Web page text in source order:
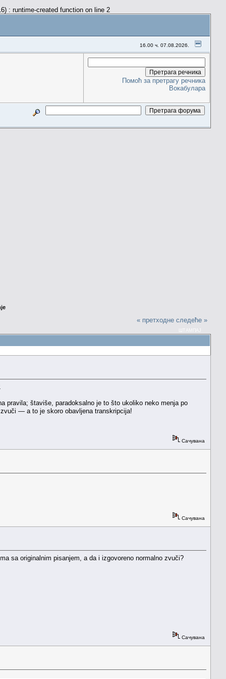
: runtime-created function on line 2
16.00 ч. 07.08.2026.
Помоћ за претрагу речника
Вокабулара
« претходне следеће »
pravila; štaviše, paradoksalno je to što ukoliko neko menja po
— a to je skoro obavljena transkripcija!
Сачувана
Сачувана
sa originalnim pisanjem, a da i izgovoreno normalno zvuči?
Сачувана